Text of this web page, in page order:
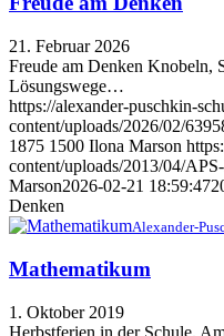
21. Februar 2026
Freude am Denken Knobeln,
Lösungswege…
https://alexander-puschkin-
content/uploads/2026/02/
1875 1500 Ilona Marson
content/uploads/2013/04/
Marson2026-02-21 18:59:47
Denken
Alexander-
Mathematikum
1. Oktober 2019
Herbstferien in der Schule.